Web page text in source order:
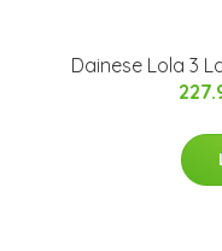
Dainese Lola 3